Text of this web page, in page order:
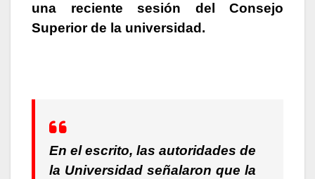
una reciente sesión del Consejo
Superior de la universidad.
En el escrito, las autoridades de
la Universidad señalaron que la